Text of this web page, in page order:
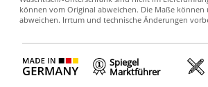
Spiegel
Marktführer